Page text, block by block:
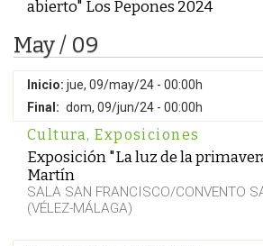
abierto" Los Pepones 2024
May / 09
Inicio: jue, 09/may/24 - 00:00h
Final: dom, 09/jun/24 - 00:00h
Cultura, Exposiciones
Exposición "La luz de la
Martín
SALA SAN FRANCISCO/CONVENTO
(VÉLEZ-MÁLAGA)